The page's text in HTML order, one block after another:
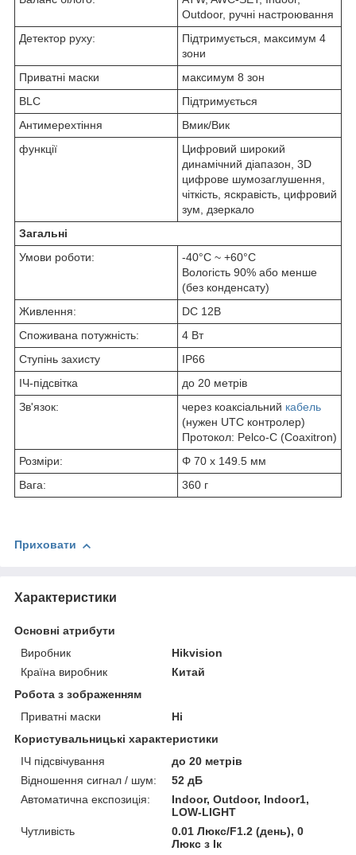
Outdoor, ручні настроювання
Детектор руху:
Підтримується, максимум 4
зони
Приватні маски
максимум 8 зон
BLC
Підтримується
Антимерехтіння
Вмик/Вик
функції
Цифровий широкий
динамічний діапазон, 3D
цифрове шумозаглушення,
чіткість, яскравість, цифровий
зум, дзеркало
Загальні
Умови роботи:
-40°C ~ +60°C
Вологість 90% або менше
(без конденсату)
Живлення:
DC 12В
Споживана потужність:
4 Вт
Ступінь захисту
IP66
ІЧ-підсвітка
до 20 метрів
Зв'язок:
через коаксіальний кабель
(нужен UTC контролер)
Протокол: Pelco-C (Coaxitron)
Розміри:
Φ 70 х 149.5 мм
Вага:
360 г
Приховати
Характеристики
Основні атрибути
Виробник
Hikvision
Країна виробник
Китай
Робота з зображенням
Приватні маски
Ні
Користувальницькі характеристики
ІЧ підсвічування
до 20 метрів
Відношення сигнал / шум:
52 дБ
Автоматична експозиція:
Indoor, Outdoor, Indoor1,
LOW-LIGHT
Чутливість
0.01 Люкс/F1.2 (день), 0
Люкс з Ік